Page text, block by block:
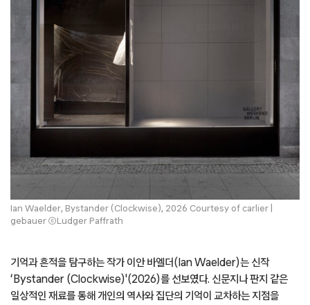
Ian Waelder, Bystander (Clockwise), 2026 Courtesy of carlier |
gebauer ⓒLudger Paffrath
기억과 흔적을 탐구하는 작가 이안 바엘더(Ian Waelder)는 신작
‘Bystander (Clockwise)'(2026)를 선보였다. 신문지나 판지 같은
일상적인 재료를 통해 개인의 역사와 집단의 기억이 교차하는 지점을